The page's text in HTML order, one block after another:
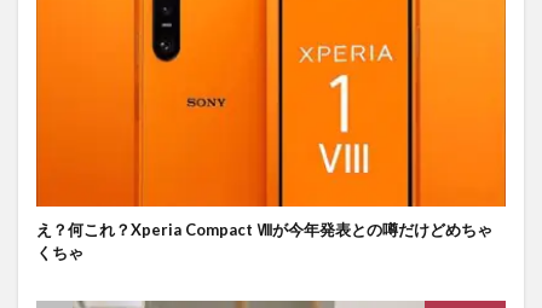
え？何これ？Xperia Compact Ⅷが今年発表との噂だけどめちゃ
くちゃ